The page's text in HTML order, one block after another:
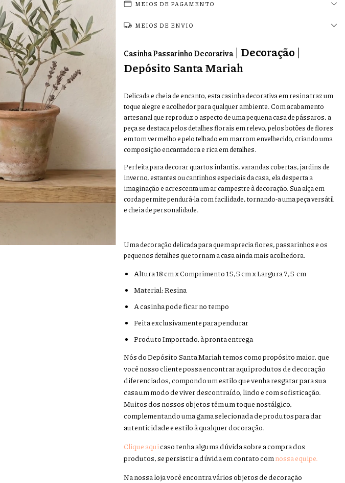
MEIOS DE PAGAMENTO
MEIOS DE ENVIO
Casinha Passarinho Decorativa | Decoração |
Depósito Santa Mariah
Delicada e cheia de encanto, esta casinha decorativa em resina traz um
toque alegre e acolhedor para qualquer ambiente. Com acabamento
artesanal que reproduz o aspecto de uma pequena casa de pássaros, a
peça se destaca pelos detalhes florais em relevo, pelos botões de flores
em tom vermelho e pelo telhado em marrom envelhecido, criando uma
composição encantadora e rica em detalhes.
Perfeita para decorar quartos infantis, varandas cobertas, jardins de
inverno, estantes ou cantinhos especiais da casa, ela desperta a
imaginação e acrescenta um ar campestre à decoração. Sua alça em
corda permite pendurá-la com facilidade, tornando-a uma peça versátil
e cheia de personalidade.
Uma decoração delicada para quem aprecia flores, passarinhos e os
pequenos detalhes que tornam a casa ainda mais acolhedora.
Altura 18 cm x Comprimento 15,5 cm x Largura 7,5 cm
Material: Resina
A casinha pode ficar no tempo
Feita exclusivamente para pendurar
Produto Importado, à pronta entrega
Nós do Depósito Santa Mariah temos como propósito maior, que
você nosso cliente possa encontrar aqui produtos de decoração
diferenciados, compondo um estilo que venha resgatar para sua
casa um modo de viver descontraído, lindo e com sofisticação.
Muitos dos nossos objetos têm um toque nostálgico,
complementando uma gama selecionada de produtos para dar
autenticidade e estilo à qualquer docoração.
Clique aquicaso tenha alguma dúvida sobre a compra dos
produtos, se persistir a dúvida em contato comnossa equipe.
Na nossa loja você encontra vários objetos de decoração